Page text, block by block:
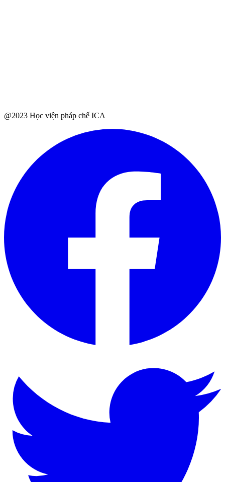
@2023 Học viện pháp chế ICA